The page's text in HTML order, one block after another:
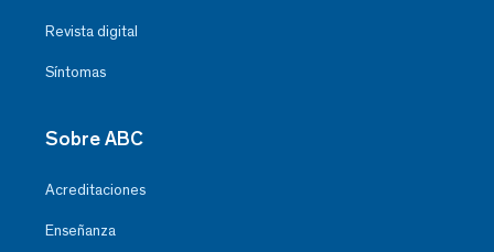
Revista digital
Síntomas
Sobre ABC
Acreditaciones
Enseñanza